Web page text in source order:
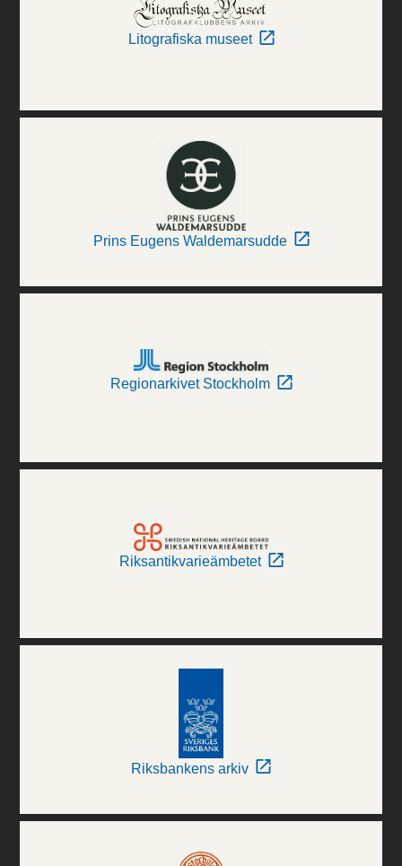
Litografiska museet
Prins Eugens Waldemarsudde
Regionarkivet Stockholm
Riksantikvarieämbetet
Riksbankens arkiv